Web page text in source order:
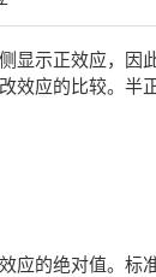
显示正效应，因
效应的比较。
应的绝对值。标